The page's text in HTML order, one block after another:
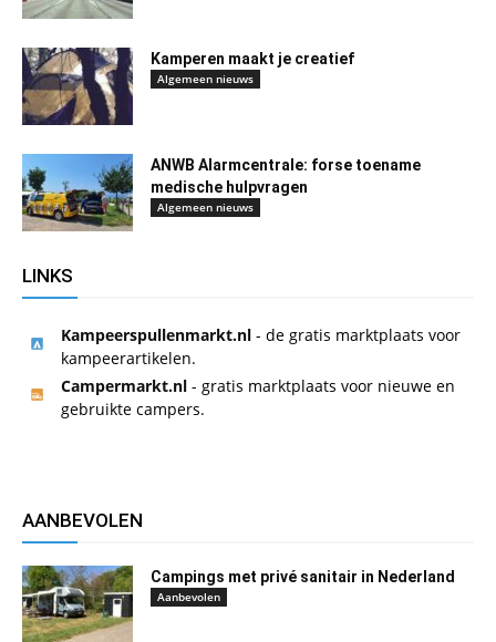
Kamperen maakt je creatief
Algemeen nieuws
ANWB Alarmcentrale: forse toename
medische hulpvragen
Algemeen nieuws
LINKS
Kampeerspullenmarkt.nl - de gratis marktplaats voor
kampeerartikelen.
Campermarkt.nl - gratis marktplaats voor nieuwe en
gebruikte campers.
AANBEVOLEN
Campings met privé sanitair in Nederland
Aanbevolen